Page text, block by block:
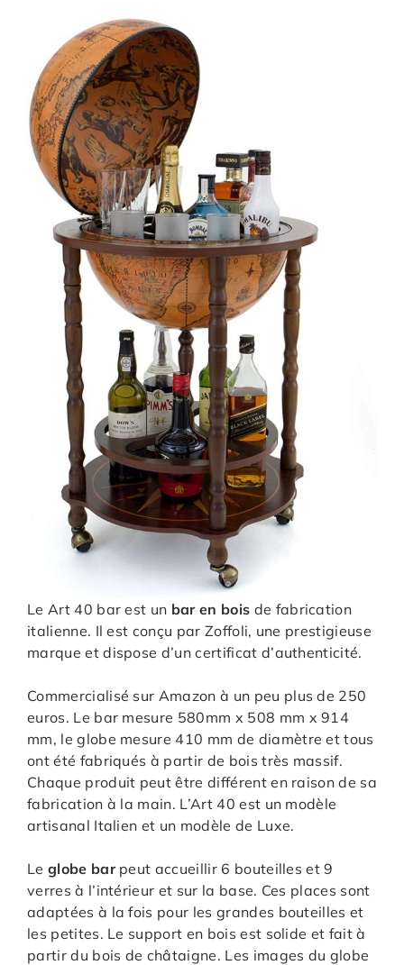
Le Art 40 bar est un bar en bois de fabrication
italienne. Il est conçu par Zoffoli, une prestigieuse
marque et dispose d’un certificat d’authenticité.
Commercialisé sur Amazon à un peu plus de 250
euros. Le bar mesure 580mm x 508 mm x 914
mm, le globe mesure 410 mm de diamètre et tous
ont été fabriqués à partir de bois très massif.
Chaque produit peut être différent en raison de sa
fabrication à la main. L’Art 40 est un modèle
artisanal Italien et un modèle de Luxe.
Le globe barpeut accueillir 6 bouteilles et 9
verres à l’intérieur et sur la base. Ces places sont
adaptées à la fois pour les grandes bouteilles et
les petites. Le support en bois est solide et fait à
partir du bois de châtaigne. Les images du globe